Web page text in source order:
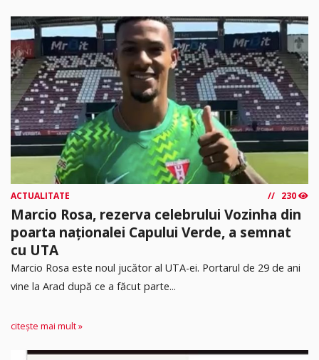
ACTUALITATE 230
Marcio Rosa, rezerva celebrului Vozinha din
poarta naționalei Capului Verde, a semnat
cu UTA
Marcio Rosa este noul jucător al UTA-ei. Portarul de 29 de ani
vine la Arad după ce a făcut parte...
citește mai mult »